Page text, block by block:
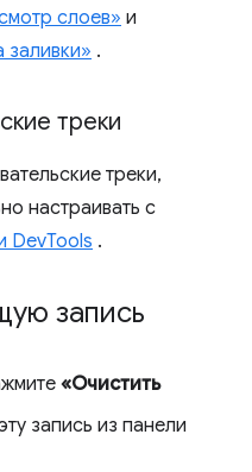
слоев» и
.
треки
треки,
настраивать с
DevTools .
запись
«Очистить
запись из панели